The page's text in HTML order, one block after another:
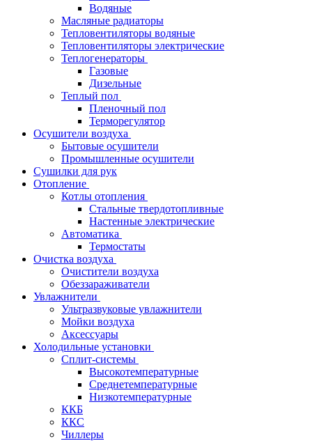
Водяные
Масляные радиаторы
Тепловентиляторы водяные
Тепловентиляторы электрические
Теплогенераторы
Газовые
Дизельные
Теплый пол
Пленочный пол
Терморегулятор
Осушители воздуха
Бытовые осушители
Промышленные осушители
Сушилки для рук
Отопление
Котлы отопления
Стальные твердотопливные
Настенные электрические
Автоматика
Термостаты
Очистка воздуха
Очистители воздуха
Обеззараживатели
Увлажнители
Ультразвуковые увлажнители
Мойки воздуха
Аксессуары
Холодильные установки
Сплит-системы
Высокотемпературные
Среднетемпературные
Низкотемпературные
ККБ
ККС
Чиллеры